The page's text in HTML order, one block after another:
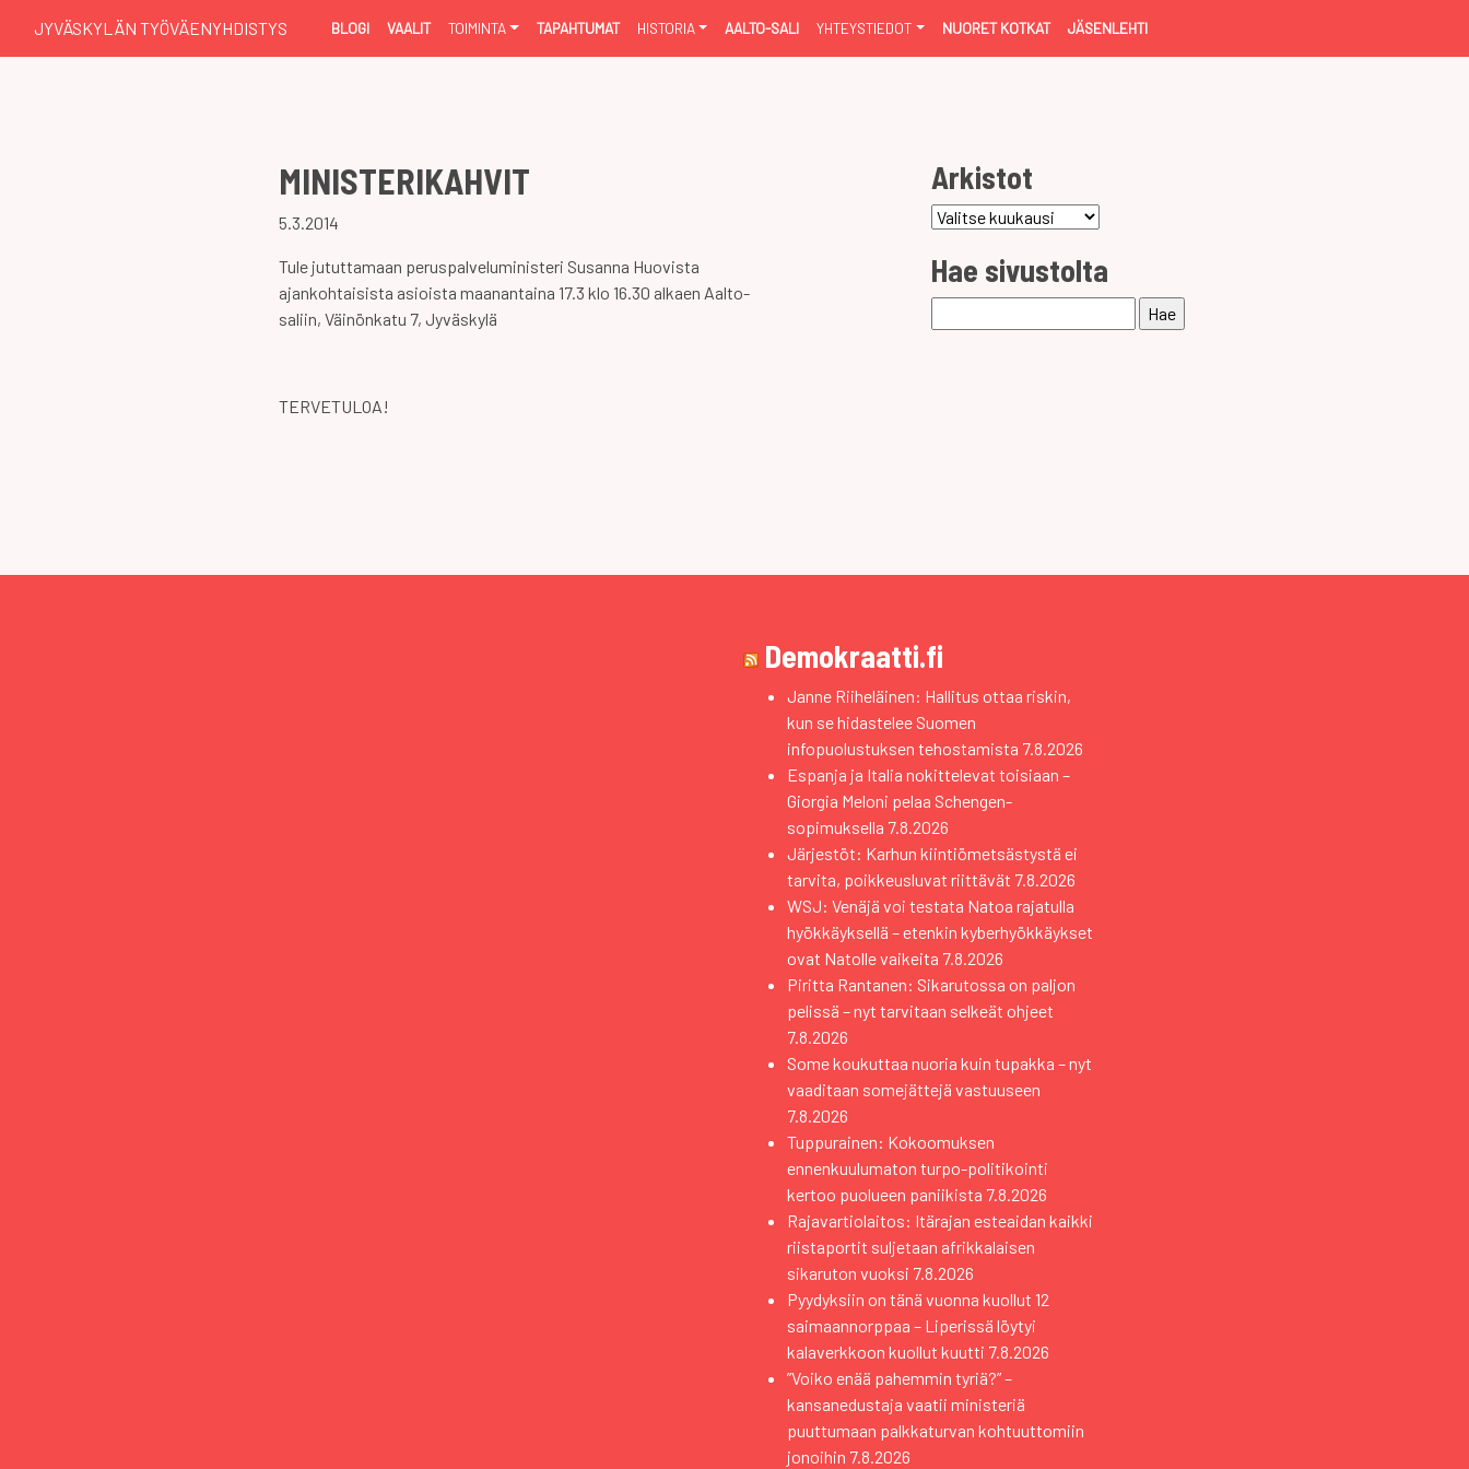
JYVÄSKYLÄN TYÖVÄENYHDISTYS BLOGI VAALIT TOIMINTA TAPAHTUMAT HISTORIA AALTO-SALI YHTEYSTIEDOT NUORET KOTKAT JÄSENLEHTI
MINISTERIKAHVIT
5.3.2014
Tule jututtamaan peruspalveluministeri Susanna Huovista
ajankohtaisista asioista maanantaina 17.3 klo 16.30 alkaen Aalto-
saliin, Väinönkatu 7, Jyväskylä
TERVETULOA!
Arkistot
Arkistot
Hae sivustolta
Demokraatti.fi
Janne Riiheläinen: Hallitus ottaa riskin,
kun se hidastelee Suomen
infopuolustuksen tehostamista 7.8.2026
Espanja ja Italia nokittelevat toisiaan –
Giorgia Meloni pelaa Schengen-
sopimuksella 7.8.2026
Järjestöt: Karhun kiintiömetsästystä ei
tarvita, poikkeusluvat riittävät 7.8.2026
WSJ: Venäjä voi testata Natoa rajatulla
hyökkäyksellä – etenkin kyberhyökkäykset
ovat Natolle vaikeita 7.8.2026
Piritta Rantanen: Sikarutossa on paljon
pelissä – nyt tarvitaan selkeät ohjeet
7.8.2026
Some koukuttaa nuoria kuin tupakka – nyt
vaaditaan somejättejä vastuuseen
7.8.2026
Tuppurainen: Kokoomuksen
ennenkuulumaton turpo-politikointi
kertoo puolueen paniikista 7.8.2026
Rajavartiolaitos: Itärajan esteaidan kaikki
riistaportit suljetaan afrikkalaisen
sikaruton vuoksi 7.8.2026
Pyydyksiin on tänä vuonna kuollut 12
saimaannorppaa – Liperissä löytyi
kalaverkkoon kuollut kuutti 7.8.2026
”Voiko enää pahemmin tyriä?” –
kansanedustaja vaatii ministeriä
puuttumaan palkkaturvan kohtuuttomiin
jonoihin 7.8.2026